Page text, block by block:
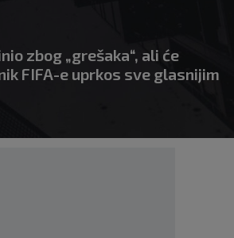
zbog „grešaka“, ali će
FIFA-e uprkos sve glasnijim